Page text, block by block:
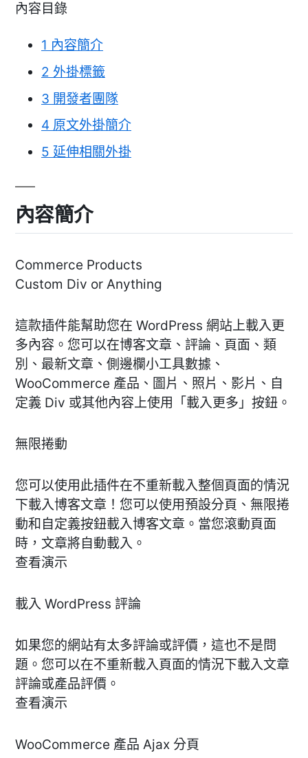
內容目錄
1 內容簡介
2 外掛標籤
3 開發者團隊
4 原文外掛簡介
5 延伸相關外掛
內容簡介
Commerce Products
Custom Div or Anything
這款插件能幫助您在 WordPress 網站上載入更
多內容。您可以在博客文章、評論、頁面、類
別、最新文章、側邊欄小工具數據、
WooCommerce 產品、圖片、照片、影片、自
定義 Div 或其他內容上使用「載入更多」按鈕。
無限捲動
您可以使用此插件在不重新載入整個頁面的情況
下載入博客文章！您可以使用預設分頁、無限捲
動和自定義按鈕載入博客文章。當您滾動頁面
時，文章將自動載入。
查看演示
載入 WordPress 評論
如果您的網站有太多評論或評價，這也不是問
題。您可以在不重新載入頁面的情況下載入文章
評論或產品評價。
查看演示
WooCommerce 產品 Ajax 分頁